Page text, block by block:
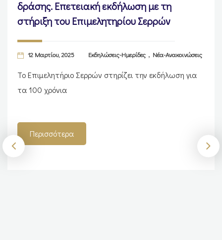
δράσης. Επετειακή εκδήλωση με τη
στήριξη του Επιμελητηρίου Σερρών
12 Μαρτίου, 2025 Εκδηλώσεις-Ημερίδες , Νέα-Ανακοινώσεις
Το Επιμελητήριο Σερρών στηρίζει την εκδήλωση για
τα 100 χρόνια
Περισσότερα